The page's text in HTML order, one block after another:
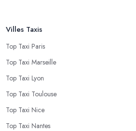
Villes Taxis
Top Taxi Paris
Top Taxi Marseille
Top Taxi Lyon
Top Taxi Toulouse
Top Taxi Nice
Top Taxi Nantes